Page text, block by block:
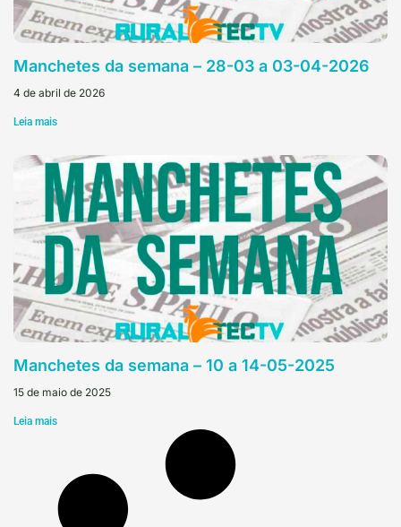
Manchetes da semana – 28-03 a 03-04-2026
4 de abril de 2026
Leia mais
Manchetes da semana – 10 a 14-05-2025
15 de maio de 2025
Leia mais